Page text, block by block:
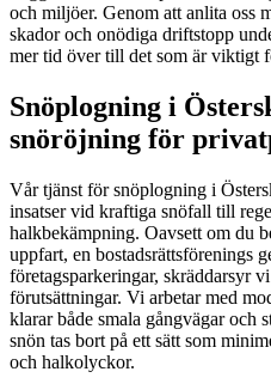
och miljöer. Genom att anlita oss
skador och onödiga driftstopp
mer tid över till det som är viktigt
Snöplogning i
snöröjning för
Vår tjänst för snöplogning i
insatser vid kraftiga snöfall till
halkbekämpning. Oavsett om du
uppfart, en bostadsrättsförenings
företagsparkeringar, skräddarsyr
förutsättningar. Vi arbetar med
klarar både smala gångvägar och
snön tas bort på ett sätt som
och halkolyckor.